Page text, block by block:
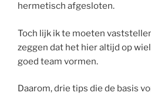
hermetisch afgesloten.
Toch lijk ik te moeten
zeggen dat het hier altijd op
goed team vormen.
Daarom, drie tips die de basis